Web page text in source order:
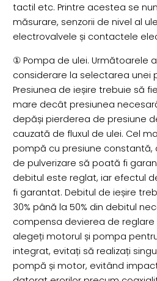
tactil etc. Printre acestea se
măsurare, senzorii de nivel al
electrovalvele și contactele
① Pompa de ulei. Următoarele
considerare la selectarea unei
Presiunea de ieșire trebuie să
mare decât presiunea
depăși pierderea de presiune
cauzată de fluxul de ulei. Cel
pompă cu presiune constantă,
de pulverizare să poată fi
debitul este reglat, iar efectul
fi garantat. Debitul de ieșire
30% până la 50% din debitul
compensa devierea de reglare
alegeți motorul și pompa
integrat, evitați să realizați
pompă și motor, evitând